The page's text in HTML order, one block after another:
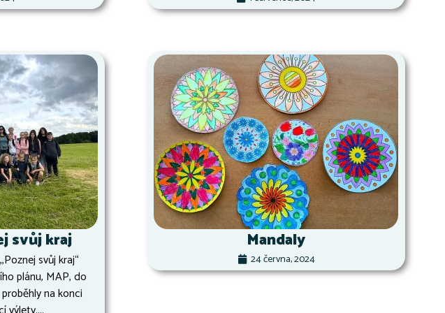
svůj kraj
svůj kraj“
plánu, MAP, do
na konci
Mandaly
24 června, 2024